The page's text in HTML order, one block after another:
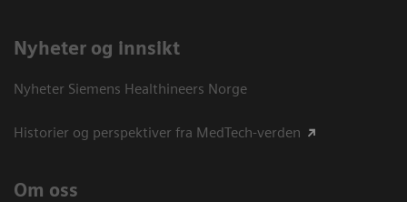
Nyheter og innsikt
Nyheter Siemens Healthineers Norge
Historier og perspektiver fra MedTech-verden
Om oss